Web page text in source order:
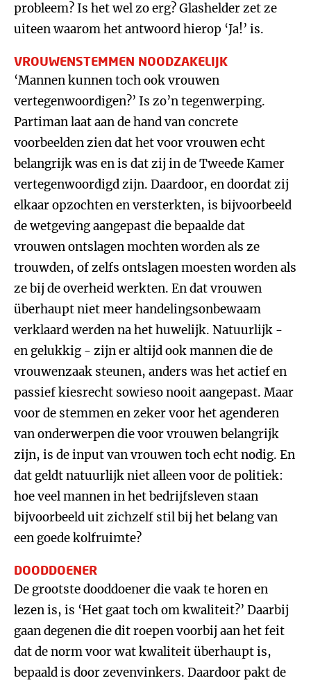
probleem? Is het wel zo erg? Glashelder zet ze
uiteen waarom het antwoord hierop ‘Ja!’ is.
VROUWENSTEMMEN NOODZAKELIJK
‘Mannen kunnen toch ook vrouwen
vertegenwoordigen?’ Is zo’n tegenwerping.
Partiman laat aan de hand van concrete
voorbeelden zien dat het voor vrouwen echt
belangrijk was en is dat zij in de Tweede Kamer
vertegenwoordigd zijn. Daardoor, en doordat zij
elkaar opzochten en versterkten, is bijvoorbeeld
de wetgeving aangepast die bepaalde dat
vrouwen ontslagen mochten worden als ze
trouwden, of zelfs ontslagen moesten worden als
ze bij de overheid werkten. En dat vrouwen
überhaupt niet meer handelingsonbewaam
verklaard werden na het huwelijk. Natuurlijk -
en gelukkig - zijn er altijd ook mannen die de
vrouwenzaak steunen, anders was het actief en
passief kiesrecht sowieso nooit aangepast. Maar
voor de stemmen en zeker voor het agenderen
van onderwerpen die voor vrouwen belangrijk
zijn, is de input van vrouwen toch echt nodig. En
dat geldt natuurlijk niet alleen voor de politiek:
hoe veel mannen in het bedrijfsleven staan
bijvoorbeeld uit zichzelf stil bij het belang van
een goede kolfruimte?
DOODDOENER
De grootste dooddoener die vaak te horen en
lezen is, is ‘Het gaat toch om kwaliteit?’ Daarbij
gaan degenen die dit roepen voorbij aan het feit
dat de norm voor wat kwaliteit überhaupt is,
bepaald is door zevenvinkers. Daardoor pakt de